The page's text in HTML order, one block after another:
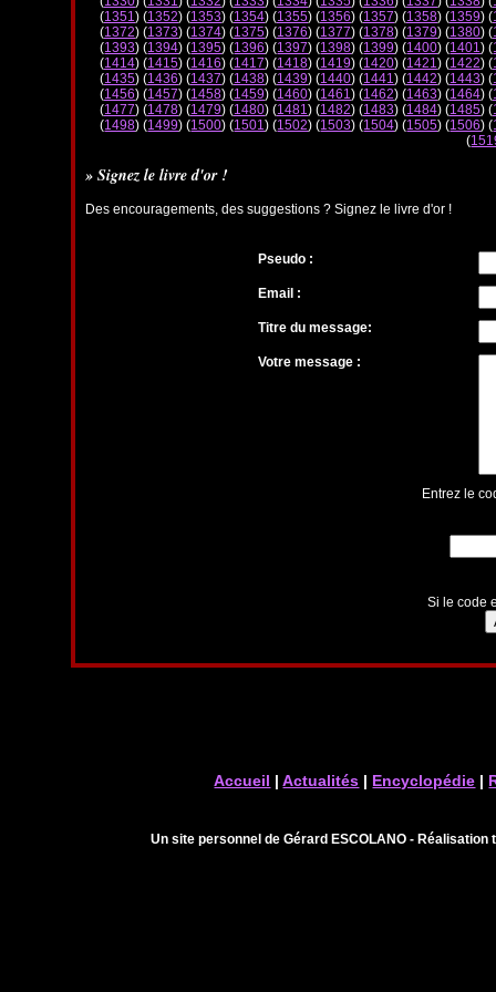
(1351) (1352) (1353) (1354) (1355) (1356) (1357) (1358) (1359) (
(1372) (1373) (1374) (1375) (1376) (1377) (1378) (1379) (1380) (
(1393) (1394) (1395) (1396) (1397) (1398) (1399) (1400) (1401) (
(1414) (1415) (1416) (1417) (1418) (1419) (1420) (1421) (1422) (
(1435) (1436) (1437) (1438) (1439) (1440) (1441) (1442) (1443) (
(1456) (1457) (1458) (1459) (1460) (1461) (1462) (1463) (1464) (
(1477) (1478) (1479) (1480) (1481) (1482) (1483) (1484) (1485) (
(1498) (1499) (1500) (1501) (1502) (1503) (1504) (1505) (1506) (
(
» Signez le livre d'or !
Des encouragements, des suggestions ? Signez le livre d'or !
Pseudo :
Email :
Titre du message:
Votre message :
Entrez le
Si le code
Accueil |Actualités | Encyclopédie |
Un site personnel de Gérard ESCOLANO -